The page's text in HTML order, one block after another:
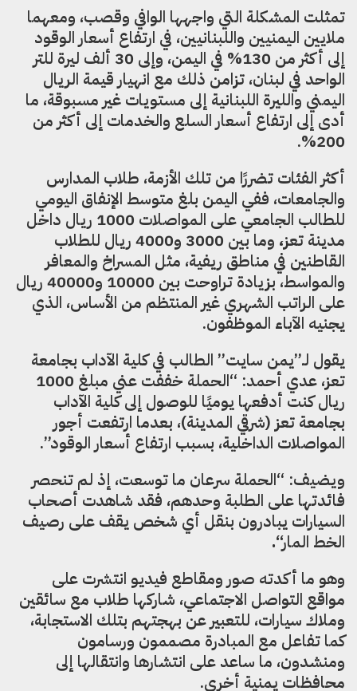
تمثلت المشكلة التي واجهها الوافي وقصب، ومعهما
ملايين اليمنيين واللبنانيين، في ارتفاع أسعار الوقود
إلى أكثر من 130% في اليمن، وإلى 30 ألف ليرة للتر
الواحد في لبنان، تزامن ذلك مع انهيار قيمة الريال
اليمني والليرة اللبنانية إلى مستويات غير مسبوقة، ما
أدى إلى ارتفاع أسعار السلع والخدمات إلى أكثر من
200%.
أكثر الفئات تضررًا من تلك الأزمة، طلاب المدارس
والجامعات، ففي اليمن بلغ متوسط الإنفاق اليومي
للطالب الجامعي على المواصلات 1000 ريال داخل
مدينة تعز،
وما بين 3000 و4000 ريال للطلاب
القاطنين في مناطق ريفية، مثل المسراخ والمعافر
والمواسط، بزيادة تراوحت بين 10000 و40000 ريال
على الراتب الشهري غير المنتظم من الأساس، الذي
يجنيه الآباء الموظفون.
يقول لـ”يمن سايت” الطالب في كلية الآداب بجامعة
تعز، عدي أحمد: “الحملة خففت عني مبلغ 1000
ريال كنت أدفعها يوميًا للوصول إلى كلية الآداب
بجامعة تعز (شرقي المدينة)، بعدما ارتفعت أجور
المواصلات الداخلية، بسبب ارتفاع أسعار الوقود”.
ويضيف: “الحملة سرعان ما توسعت، إذ لم تنحصر
فائدتها على الطلبة وحدهم، فقد شاهدت أصحاب
السيارات يبادرون بنقل أي شخص يقف على رصيف
الخط المار“.
وهو ما أكدته صور ومقاطع فيديو انتشرت على
مواقع التواصل الاجتماعي، شاركها طلاب مع سائقين
وملاك سيارات، للتعبير عن بهجتهم بتلك الاستجابة،
كما تفاعل مع المبادرة مصممون ورسامون
ومنشدون، ما ساعد على انتشارها وانتقالها إلى
محافظات يمنية أخرى.